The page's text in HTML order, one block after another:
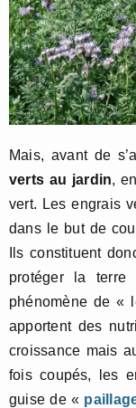
Mais, avant de
verts au jardin,
vert. Les engrais
dans le but de
Ils constituent
protéger la terre
phénomène de «
apportent des
croissance mais
fois coupés, les
guise de «